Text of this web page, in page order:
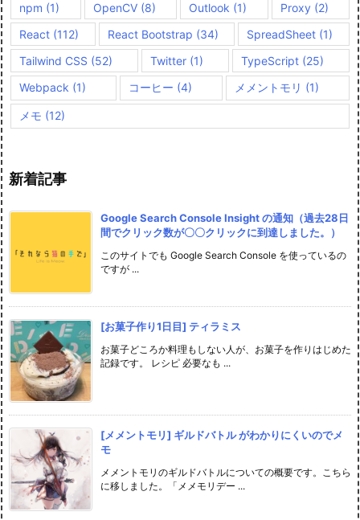
npm (1) OpenCV(8) Outlook (1) Proxy (2)
React (112) React Bootstrap (34) SpreadSheet (1)
Tailwind CSS (52) Twitter (1) TypeScript (25)
Webpack (1) コーヒー (4) メメントモリ (1)
メモ (12)
新着記事
Google Search Console Insight の通知（過去28日
間でクリック数が〇〇クリックに到達しました。）
このサイトでも Google Search Console を使っているの
ですが ...
[お菓子作り1日目] ティラミス
お菓子どころか料理もしない人が、お菓子を作りはじめた
記録です。 レシピ 必要なも ...
[メメントモリ] ギルドバトル がわかりにくいのでメ
モ
メメントモリのギルドバトルについての概要です。こちら
に移しました。「メメモリデー ...